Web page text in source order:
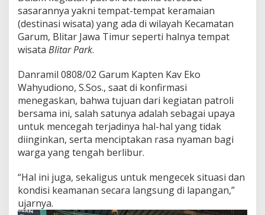
a
r
a
n
sasarannya yakni tempat-tempat keramaian
(destinasi wisata) yang ada di wilayah Kecamatan
Garum, Blitar Jawa Timur seperti halnya tempat
wisata Blitar Park.
Danramil 0808/02 Garum Kapten Kav Eko
Wahyudiono, S.Sos., saat di konfirmasi
menegaskan, bahwa tujuan dari kegiatan patroli
bersama ini, salah satunya adalah sebagai upaya
untuk mencegah terjadinya hal-hal yang tidak
diinginkan, serta menciptakan rasa nyaman bagi
warga yang tengah berlibur.
“Hal ini juga, sekaligus untuk mengecek situasi dan
kondisi keamanan secara langsung di lapangan,”
ujarnya.